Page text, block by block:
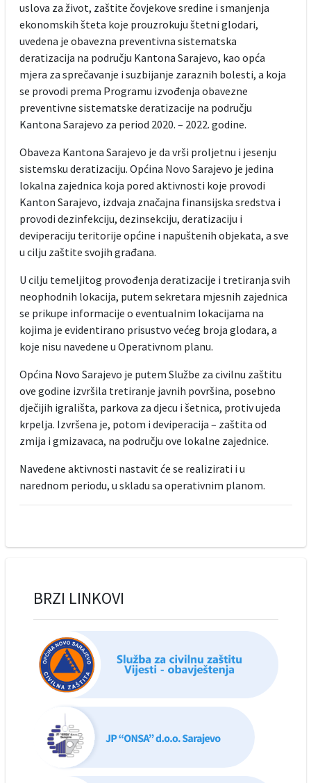
uslova za život, zaštite čovjekove sredine i smanjenja
ekonomskih šteta koje prouzrokuju štetni glodari,
uvedena je obavezna preventivna sistematska
deratizacija na području Kantona Sarajevo, kao opća
mjera za sprečavanje i suzbijanje zaraznih bolesti, a koja
se provodi prema Programu izvođenja obavezne
preventivne sistematske deratizacije na području
Kantona Sarajevo za period 2020. – 2022. godine.
Obaveza Kantona Sarajevo je da vrši proljetnu i jesenju
sistemsku deratizaciju. Općina Novo Sarajevo je jedina
lokalna zajednica koja pored aktivnosti koje provodi
Kanton Sarajevo, izdvaja značajna finansijska sredstva i
provodi dezinfekciju, dezinsekciju, deratizaciju i
deviperaciju teritorije općine i napuštenih objekata, a sve
u cilju zaštite svojih građana.
U cilju temeljitog provođenja deratizacije i tretiranja svih
neophodnih lokacija, putem sekretara mjesnih zajednica
se prikupe informacije o eventualnim lokacijama na
kojima je evidentirano prisustvo većeg broja glodara, a
koje nisu navedene u Operativnom planu.
Općina Novo Sarajevo je putem Službe za civilnu zaštitu
ove godine izvršila tretiranje javnih površina, posebno
dječijih igrališta, parkova za djecu i šetnica, protiv ujeda
krpelja. Izvršena je, potom i deviperacija – zaštita od
zmija i gmizavaca, na području ove lokalne zajednice.
Navedene aktivnosti nastavit će se realizirati i u
narednom periodu, u skladu sa operativnim planom.
BRZI LINKOVI